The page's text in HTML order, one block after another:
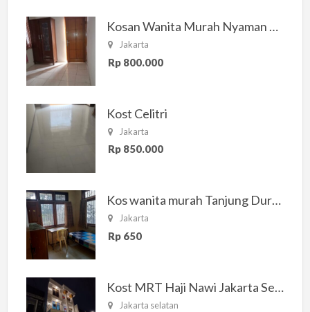
Kosan Wanita Murah Nyaman di Jakarta Selatan
Jakarta
Rp 800.000
Kost Celitri
Jakarta
Rp 850.000
Kos wanita murah Tanjung Duren Jakarta Barat
Jakarta
Rp 650
Kost MRT Haji Nawi Jakarta Selatan
Jakarta selatan